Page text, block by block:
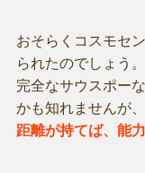
おそらくコスモセ
られたのでしょう。
完全なサウスポー
かも知れませんが、
距離が持てば、能